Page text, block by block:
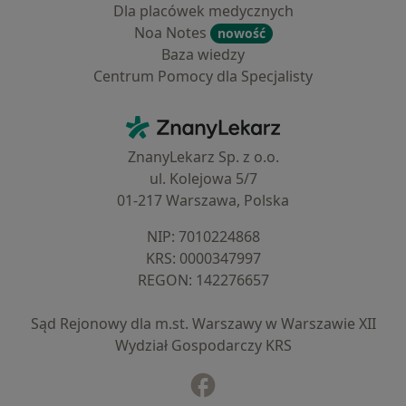
Dla placówek medycznych
Noa Notes
nowość
Baza wiedzy
Centrum Pomocy dla Specjalisty
ZnanyLekarz - Strona główna
ZnanyLekarz Sp. z o.o.
ul. Kolejowa 5/7
01-217 Warszawa, Polska
NIP: ⁠7010224868
KRS: ⁠0000347997
REGON: ⁠142276657
Sąd Rejonowy dla m.st. Warszawy w Warszawie XII
Wydział Gospodarczy KRS